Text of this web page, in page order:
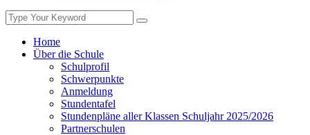
Home
Über die Schule
Schulprofil
Schwerpunkte
Anmeldung
Stundentafel
Stundenpläne aller Klassen Schuljahr 2025/2026
Partnerschulen